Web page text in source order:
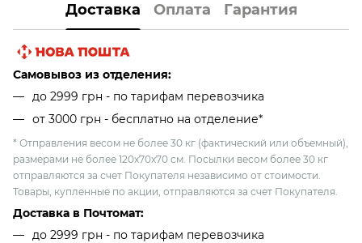
Доставка Оплата Гарантия
Самовывоз из отделения:
до 2999 грн - по тарифам перевозчика
от 3000 грн - бесплатно на отделение*
* Отправления весом не более 30 кг (фактический или объемный),
размерами не более 120х70х70 см. Посылки весом более 30 кг
отправляются за счет Покупателя независимо от стоимости.
Товары, купленные по акции, отправляются за счет Покупателя.
Доставка в Почтомат:
до 2999 грн - по тарифам перевозчика